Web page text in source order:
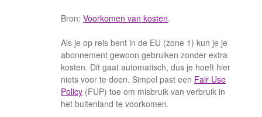
Bron: Voorkomen van kosten.
Als je op reis bent in de EU (zone 1) kun je je
abonnement gewoon gebruiken zonder extra
kosten. Dit gaat automatisch, dus je hoeft hier
niets voor te doen. Simpel past een Fair Use
Policy (FUP) toe om misbruik van verbruik in
het buitenland te voorkomen.